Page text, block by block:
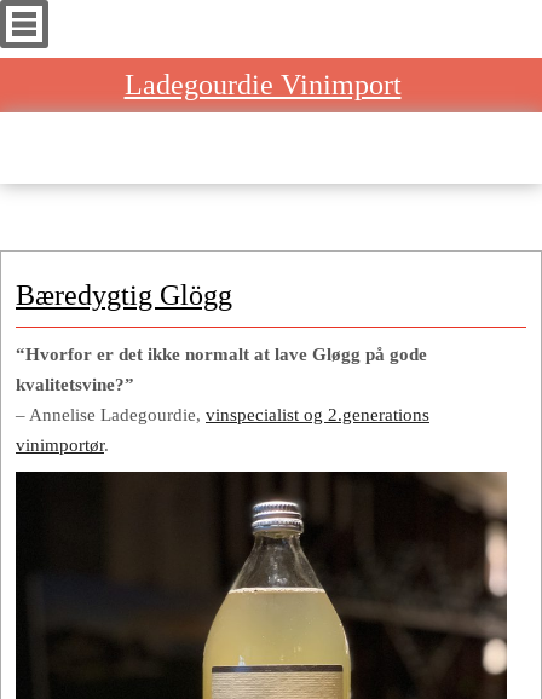
Ladegourdie Vinimport
Bæredygtig Glögg
“Hvorfor er det ikke normalt at lave Gløgg på gode
kvalitetsvine?”
– Annelise Ladegourdie, vinspecialist og 2.generations
vinimportør.